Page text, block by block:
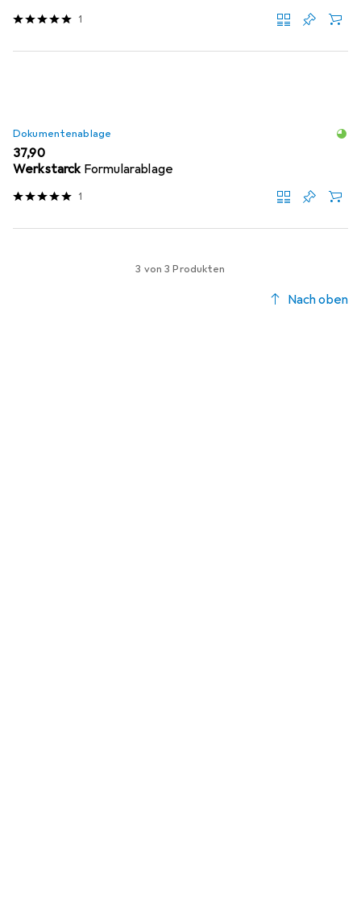
1
Dokumentenablage
EUR
37,90
Werkstarck Formularablage
1
3 von 3 Produkten
Nach oben